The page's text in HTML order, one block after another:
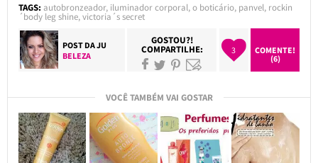
TAGS: autobronzeador, iluminador corporal,o boticário, panvel, rockin
´body leg shine,victoria´s secret
POST DAJU
BELEZA
GOSTOU?!
COMPARTILHE: 3
COMENTE!
(6)
VOCÊ TAMBÉM VAI GOSTAR